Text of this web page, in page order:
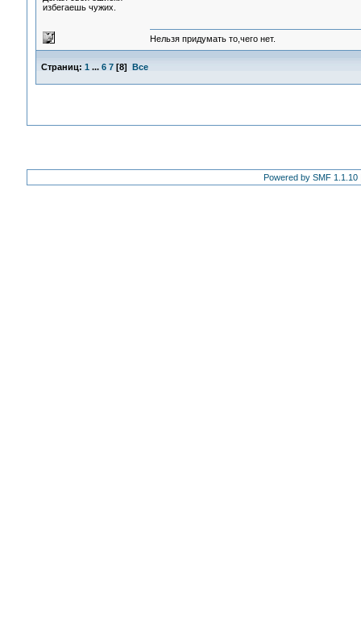
избегаешь чужих.
Нельзя придумать то,чего нет.
Страниц: 1 ... 6 7[8] Все
Powered by SMF 1.1.10